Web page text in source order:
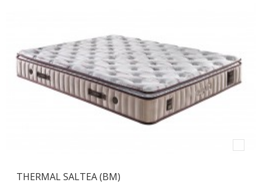
THERMAL SALTEA (BM)